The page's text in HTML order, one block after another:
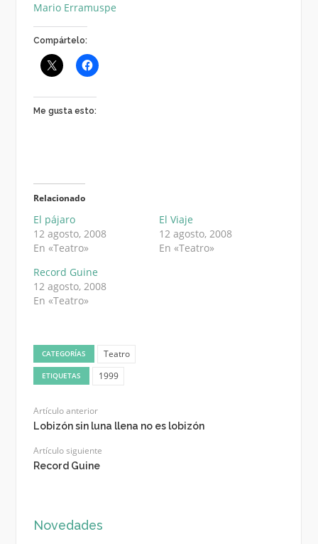
Mario Erramuspe
Compártelo:
Me gusta esto:
Relacionado
El pájaro
12 agosto, 2008
En «Teatro»
El Viaje
12 agosto, 2008
En «Teatro»
Record Guine
12 agosto, 2008
En «Teatro»
CATEGORÍAS Teatro
ETIQUETAS 1999
Artículo anterior
Lobizón sin luna llena no es lobizón
Artículo siguiente
Record Guine
Novedades